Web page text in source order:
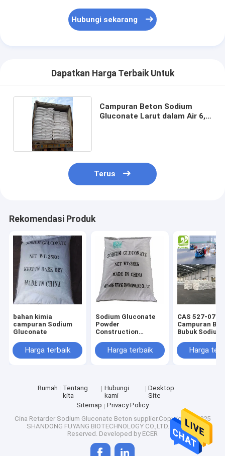
Tentang kita
Wisata pabrik
Kontrol kualitas
Hubungi kami
Berita
Semua Kasus
Pemanis Erythritol Organik
Pemanis Erythritol Bubuk
Pengganti Pemanis Erythritol
Hubungi sekarang
Dapatkan Harga Terbaik Untuk
Campuran Beton Sodium
Gluconate Larut dalam Air 6,5
Terus
Rekomendasi Produk
bahan kimia
campuran Sodium
Gluconate
Harga terbaik
Sodium Gluconate
Powder
Construction
Retarder Additive
Food grade Tech
Harga terbaik
CAS 527-07-1
Campuran
Bubuk Sodium
Bahan Murni
Harga
Rumah
Tentang
kita
Hubungi
kami
Desktop
Site
Sitemap
Privacy Policy
Cina Retarder Sodium Gluconate Beton supplier.Copyright © 2025
SHANDONG FUYANG BIOTECHNOLOGY CO.,LTD. All Rights
Reserved. Developed by ECER